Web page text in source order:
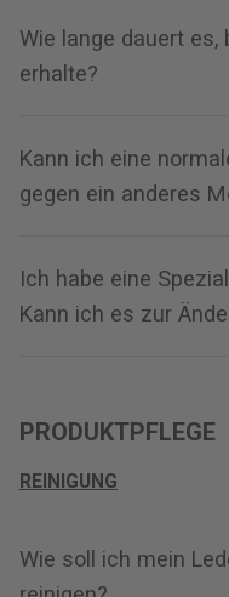
Wie lange dauert
erhalte?
Kann ich eine
gegen ein anderes
Ich habe eine
Kann ich es zur
PRODUKTPFLEGE
REINIGUNG
Wie soll ich mein